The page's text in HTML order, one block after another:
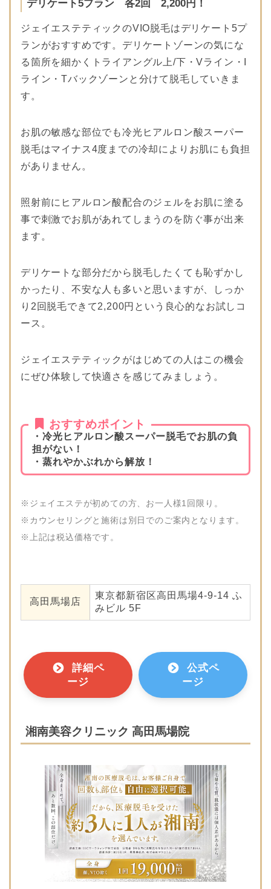
デリケート5プラン 各2回 2,200円！
ジェイエステティックのVIO脱毛はデリケート5プ
ランがおすすめです。デリケートゾーンの気にな
る箇所を細かくトライアングル上/下・Vライン・I
ライン・Tバックゾーンと分けて脱毛していきま
す。
お肌の敏感な部位でも冷光ヒアルロン酸スーパー
脱毛はマイナス4度までの冷却によりお肌にも負担
がありません。
照射前にヒアルロン酸配合のジェルをお肌に塗る
事で刺激でお肌があれてしまうのを防ぐ事が出来
ます。
デリケートな部分だから脱毛したくても恥ずかし
かったり、不安な人も多いと思いますが、しっか
り2回脱毛できて2,200円という良心的なお試しコ
ース。
ジェイエステティックがはじめての人はこの機会
にぜひ体験して快適さを感じてみましょう。
おすすめポイント
・冷光ヒアルロン酸スーパー脱毛でお肌の負
担がない！
・蒸れやかぶれから解放！
※ジェイエステが初めての方、お一人様1回限り。
※カウンセリングと施術は別日でのご案内となります。
※上記は税込価格です。
高田馬場店
東京都新宿区高田馬場4-9-14 ふ
みビル 5F
詳細ペ
ージ
公式ペ
ージ
湘南美容クリニック 高田馬場院